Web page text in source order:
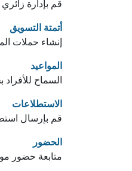
قم بإدارة
أتمتة التسويق
إنشاء حملات
المواعيد
السماح
الاستطلاعات
قم بإرسال
الحضور
متابعة حضور